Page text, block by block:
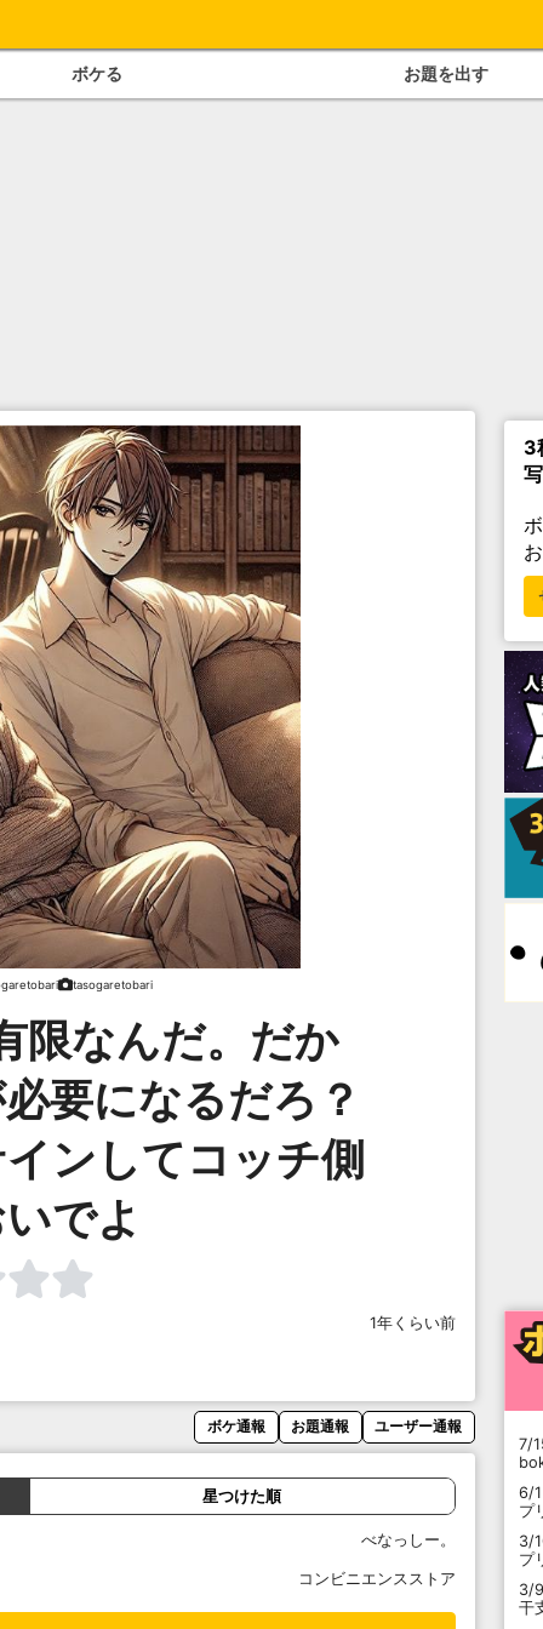
ボケる お題を出す
tasogaretobari
限なんだ。だか
要になるだろ？
ンしてコッチ側
でよ
1年くらい前
ボケ通報 お題通報 ユーザー通報
星つけた順
べなっしー。
コンビニエンスストア
3
7/
6/
プ
3/
プ
3/9
干